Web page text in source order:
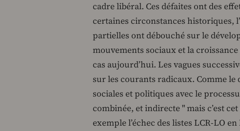
cadre libéral. Ces défaites ont des
certaines circonstances historiques,
partielles ont débouché sur le
mouvements sociaux et la croissance
cas aujourd’hui. Les vagues
sur les courants radicaux. Comme
sociales et politiques avec le
combinée, et indirecte " mais c’est
exemple l’échec des listes LCR-LO